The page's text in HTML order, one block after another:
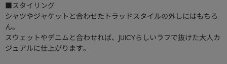
■スタイリング
シャツやジャケットと合わせたトラッドスタイルの外しにはもちろ
ん。
スウェットやデニムと合わせれば、JUICYらしいラフで抜けた大人カ
ジュアルに仕上がります。